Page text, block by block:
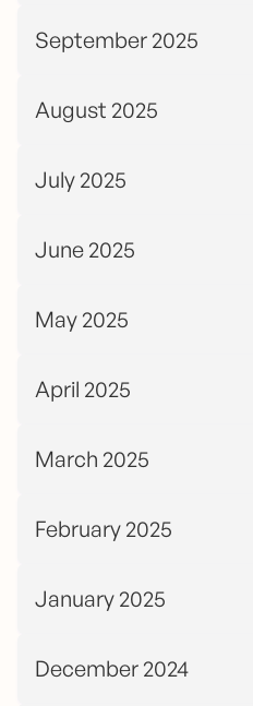
September 2025
August 2025
July 2025
June 2025
May 2025
April 2025
March 2025
February 2025
January 2025
December 2024